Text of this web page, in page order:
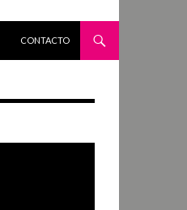
CONTACTO